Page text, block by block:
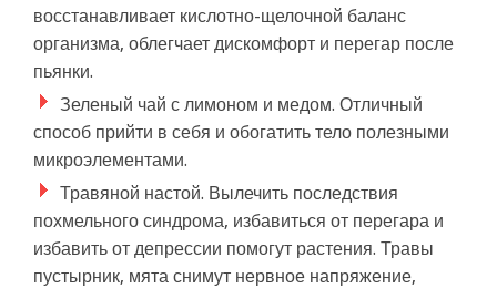
восстанавливает кислотно-щелочной баланс
организма, облегчает дискомфорт и перегар после
пьянки.
Зеленый чай с лимоном и медом. Отличный
способ прийти в себя и обогатить тело полезными
микроэлементами.
Травяной настой. Вылечить последствия
похмельного синдрома, избавиться от перегара и
избавить от депрессии помогут растения. Травы
пустырник, мята снимут нервное напряжение,